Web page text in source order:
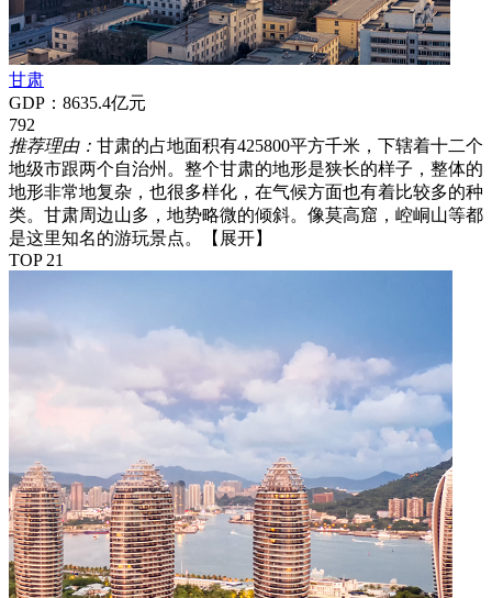
甘肃
GDP：8635.4亿元
792
推荐理由： 甘肃的占地面积有425800平方千米，下辖着十二个
地级市跟两个自治州。整个甘肃的地形是狭长的样子，整体的
地形非常地复杂，也很多样化，在气候方面也有着比较多的种
类。甘肃周边山多，地势略微的倾斜。像莫高窟，崆峒山等都
是这里知名的游玩景点。
【展开】
TOP 21